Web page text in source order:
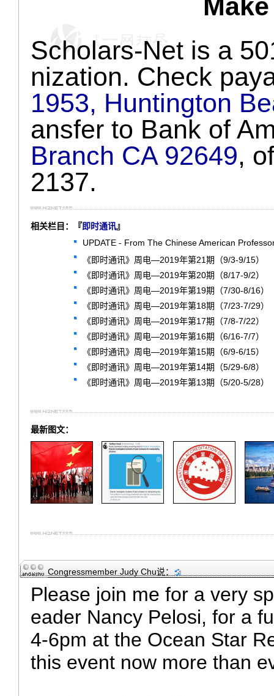
Scholars-Net is a
nization. Check
1953, Huntington
ansfer to Bank of
Branch CA 92649,
2137.
相关栏目：『即时通讯』
UPDATE - From The Chinese American
《即时通讯》周电—2019年第21期（9/3-9/15）
《即时通讯》周电—2019年第20期（8/17-9/2）
《即时通讯》周电—2019年第19期（7/30-8/16）
《即时通讯》周电—2019年第18期（7/23-7/29）
《即时通讯》周电—2019年第17期（7/8-7/22）
《即时通讯》周电—2019年第16期（6/16-7/7）
《即时通讯》周电—2019年第15期（6/9-6/15）
《即时通讯》周电—2019年第14期（5/29-6/8）
《即时通讯》周电—2019年第13期（5/20-5/28）
最新图文：
Congressmember Judy Chu说：
Please join me for a very
eader Nancy Pelosi, for a
4-6pm at the Ocean Star
this event now more than